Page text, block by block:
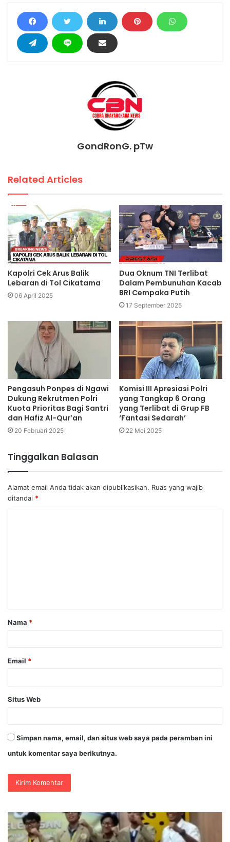
GondRonG. pTw
Related Articles
Kapolri Cek Arus Balik
Lebaran di Tol Cikatama
06 April 2025
Dua Oknum TNI Terlibat
Dalam Pembunuhan Kacab
BRI Cempaka Putih
17 September 2025
Pengasuh Ponpes di Ngawi
Dukung Rekrutmen Polri
Kuota Prioritas Bagi Santri
dan Hafiz Al-Qur’an
20 Februari 2025
Komisi III Apresiasi Polri
yang Tangkap 6 Orang
yang Terlibat di Grup FB
‘Fantasi Sedarah’
22 Mei 2025
Tinggalkan Balasan
Alamat email Anda tidak akan dipublikasikan. Ruas yang wajib
ditandai *
a
r
Nama *
Email *
Situs Web
Simpan nama, email, dan situs web saya pada peramban ini
untuk komentar saya berikutnya.
E-
Sports
Kapolri